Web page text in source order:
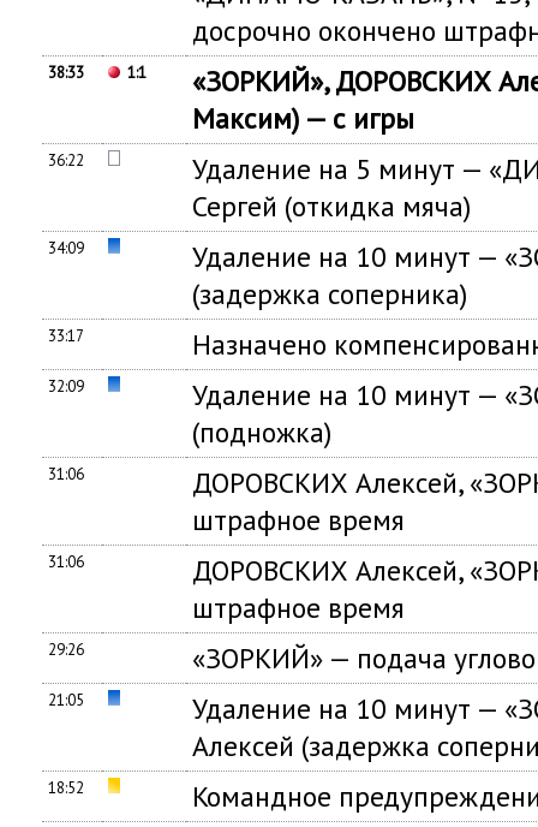
досрочно окончено
38:33 1:1
«ЗОРКИЙ», ДОРОВСКИХ
Максим) — с игры
36:22
Удаление на 5 минут —
Сергей (откидка мяча)
34:09
Удаление на 10 минут —
(задержка соперника)
33:17 Назначено
32:09
Удаление на 10 минут —
(подножка)
31:06
ДОРОВСКИХ Алексей,
штрафное время
31:06
ДОРОВСКИХ Алексей,
штрафное время
29:26 «ЗОРКИЙ» — подача
21:05
Удаление на 10 минут —
Алексей (задержка
18:52 Командное